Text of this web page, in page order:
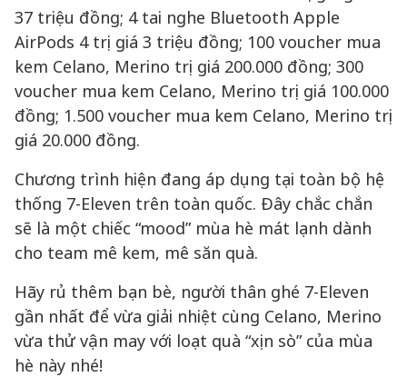
37 triệu đồng; 4 tai nghe Bluetooth Apple
AirPods 4 trị giá 3 triệu đồng; 100 voucher mua
kem Celano, Merino trị giá 200.000 đồng; 300
voucher mua kem Celano, Merino trị giá 100.000
đồng; 1.500 voucher mua kem Celano, Merino trị
giá 20.000 đồng.
Chương trình hiện đang áp dụng tại toàn bộ hệ
thống 7-Eleven trên toàn quốc. Đây chắc chắn
sẽ là một chiếc “mood” mùa hè mát lạnh dành
cho team mê kem, mê săn quà.
Hãy rủ thêm bạn bè, người thân ghé 7-Eleven
gần nhất để vừa giải nhiệt cùng Celano, Merino
vừa thử vận may với loạt quà “xịn sò” của mùa
hè này nhé!